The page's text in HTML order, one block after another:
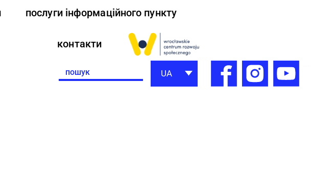
послуги інформаційного пункту
контакти
Search
for:
UA